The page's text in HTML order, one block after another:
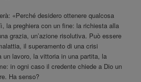
«Perché desidero ottenere qualcosa
la preghiera con un fine: la richiesta alla
grazia, un’azione risolutiva. Può essere
il superamento di una crisi
un lavoro, la vittoria in una partita, la
in ogni caso il credente chiede a Dio un
Ha senso?